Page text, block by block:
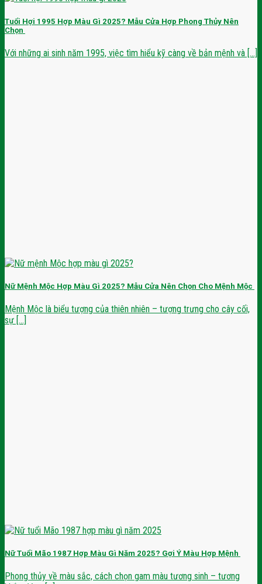
Tuổi Hợi 1995 Hợp Màu Gì 2025? Mẫu Cửa Hợp Phong Thủy Nên
Chọn
Với những ai sinh năm 1995, việc tìm hiểu kỹ càng về bản mệnh và [...]
Nữ Mệnh Mộc Hợp Màu Gì 2025? Mẫu Cửa Nên Chọn Cho Mệnh Mộc
Mệnh Mộc là biểu tượng của thiên nhiên – tượng trưng cho cây cối,
sự [...]
Nữ Tuổi Mão 1987 Hợp Màu Gì Năm 2025? Gợi Ý Màu Hợp Mệnh
Phong thủy về màu sắc, cách chọn gam màu tương sinh – tương